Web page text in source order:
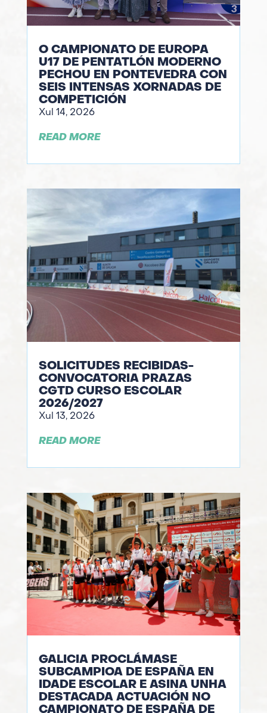
O CAMPIONATO DE EUROPA
U17 DE PENTATLÓN MODERNO
PECHOU EN PONTEVEDRA CON
SEIS INTENSAS XORNADAS DE
COMPETICIÓN
Xul 14, 2026
READ MORE
SOLICITUDES RECIBIDAS-
CONVOCATORIA PRAZAS
CGTD CURSO ESCOLAR
2026/2027
Xul 13, 2026
READ MORE
GALICIA PROCLÁMASE
SUBCAMPIOA DE ESPAÑA EN
IDADE ESCOLAR E ASINA UNHA
DESTACADA ACTUACIÓN NO
CAMPIONATO DE ESPAÑA DE